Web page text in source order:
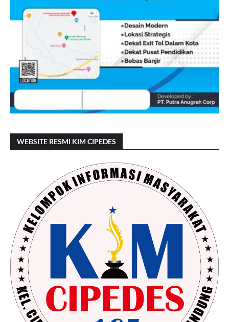
WEBSITE RESMI KIM CIPEDES